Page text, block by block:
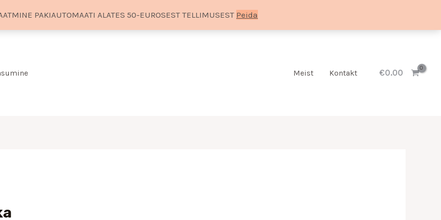
PAKIAUTOMAATI ALATES 50-EUROSEST TELLIMUSEST Peida
Meist Kontakt €0.00